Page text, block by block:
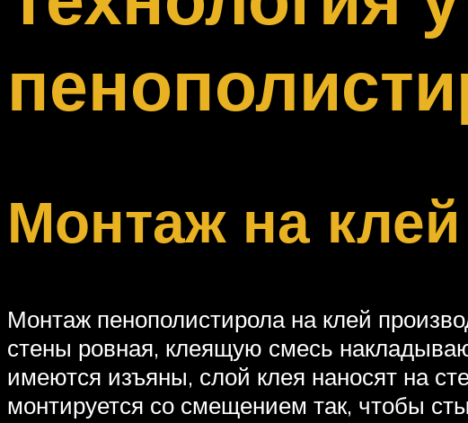
Монтаж на клей
Монтаж пенополистирола на клей
стены ровная, клеящую смесь
имеются изъяны, слой клея наносят на
монтируется со смещением так, чтобы